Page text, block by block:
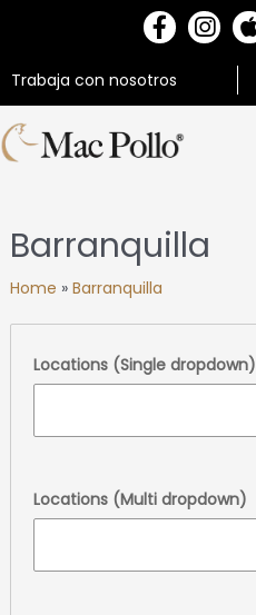
Trabaja con nosotros
Barranquilla
Home » Barranquilla
Locations (Single dropdown)
Locations (Multi dropdown)